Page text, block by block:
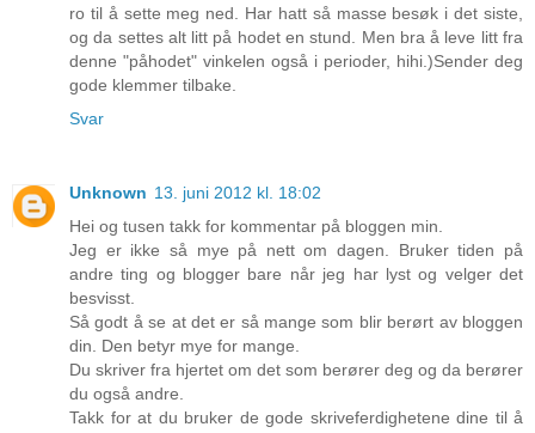
ro til å sette meg ned. Har hatt så masse besøk i det siste,
og da settes alt litt på hodet en stund. Men bra å leve litt fra
denne "påhodet" vinkelen også i perioder, hihi.)Sender deg
gode klemmer tilbake.
Svar
Unknown 13. juni 2012 kl. 18:02
Hei og tusen takk for kommentar på bloggen min.
Jeg er ikke så mye på nett om dagen. Bruker tiden på
andre ting og blogger bare når jeg har lyst og velger det
besvisst.
Så godt å se at det er så mange som blir berørt av bloggen
din. Den betyr mye for mange.
Du skriver fra hjertet om det som berører deg og da berører
du også andre.
Takk for at du bruker de gode skriveferdighetene dine til å